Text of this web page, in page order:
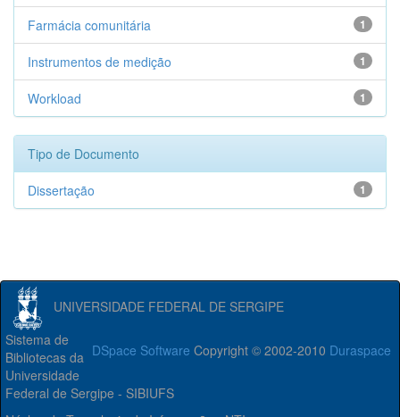
1
Farmácia comunitária
1
Instrumentos de medição
1
Workload
Tipo de Documento
1
Dissertação
UNIVERSIDADE FEDERAL DE SERGIPE
DSpace Software Copyright © 2002-2010 Duraspace
Sistema de
Bibliotecas da
Universidade
Federal de Sergipe - SIBIUFS